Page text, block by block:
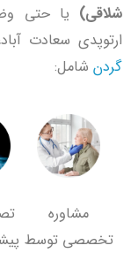
شلاقی) یا حتی
ارتوپدی سعادت
گردن شامل:
مشاوره
تخصصی توسط